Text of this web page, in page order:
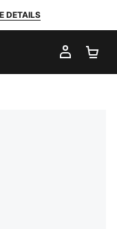
DETAILS
MI